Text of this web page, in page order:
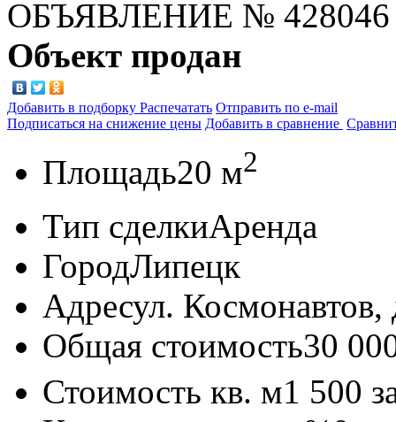
ОБЪЯВЛЕНИЕ № 428046
Объект продан
Добавить в подборку Распечатать Отправить по e-mail
Подписаться на снижение цены Добавить в сравнение
Площадь20 м2
Тип сделкиАренда
ГородЛипецк
Адресул. Космонавтов,
Общая стоимость30
Стоимость кв. м1 500